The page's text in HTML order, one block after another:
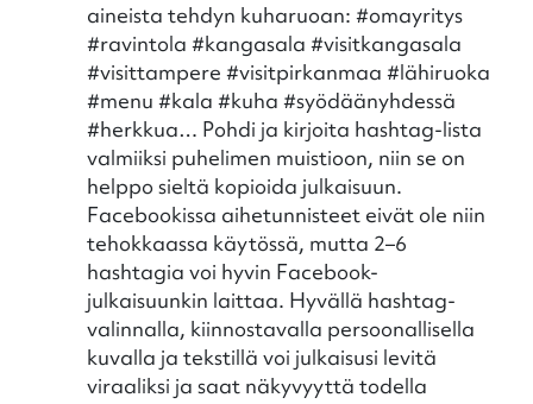
aineista tehdyn kuharuoan: #omayritys
#ravintola #kangasala #visitkangasala
#visittampere #visitpirkanmaa #lähiruoka
#menu #kala #kuha #syödäänyhdessä
#herkkua… Pohdi ja kirjoita hashtag-lista
valmiiksi puhelimen muistioon, niin se on
helppo sieltä kopioida julkaisuun.
Facebookissa aihetunnisteet eivät ole niin
tehokkaassa käytössä, mutta 2–6
hashtagia voi hyvin Facebook-
julkaisuunkin laittaa. Hyvällä hashtag-
valinnalla, kiinnostavalla persoonallisella
kuvalla ja tekstillä voi julkaisusi levitä
viraaliksi ja saat näkyvyyttä todella